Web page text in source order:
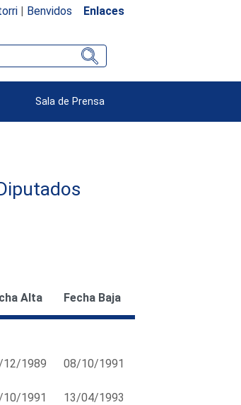
| Benvidos Enlaces
Sala de Prensa
Alta Fecha Baja
12/1989 08/10/1991
1991 13/04/1993